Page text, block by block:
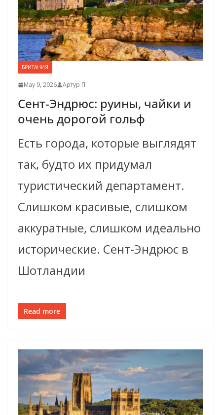
БРИТАНИЯ
May 9, 2026 Артур П.
Сент-Эндрюс: руины, чайки и
очень дорогой гольф
Есть города, которые выглядят
так, будто их придумал
туристический департамент.
Слишком красивые, слишком
аккуратные, слишком идеально
исторические. Сент-Эндрюс в
Шотландии
Read more